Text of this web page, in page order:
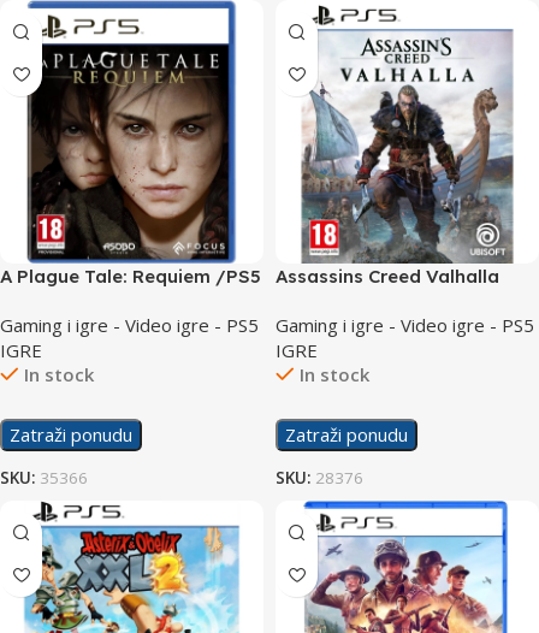
A Plague Tale: Requiem /PS5
Gaming i igre - Video igre - PS5
IGRE
In stock
Zatraži ponudu
SKU: 35366
Assassins Creed Valhalla
Gaming i igre - Video igre - PS5
IGRE
In stock
Zatraži ponudu
SKU: 28376